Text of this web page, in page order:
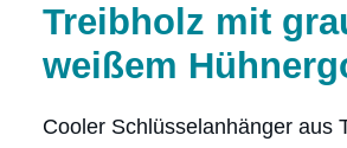
Treibholz mit
weißem
Cooler Schlüsselanhänger aus